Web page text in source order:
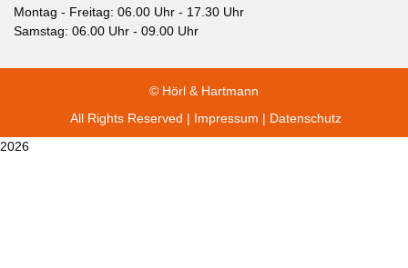
Montag - Freitag: 06.00 Uhr - 17.30 Uhr
Samstag: 06.00 Uhr - 09.00 Uhr
© Hörl & Hartmann
All Rights Reserved | Impressum | Datenschutz
2026